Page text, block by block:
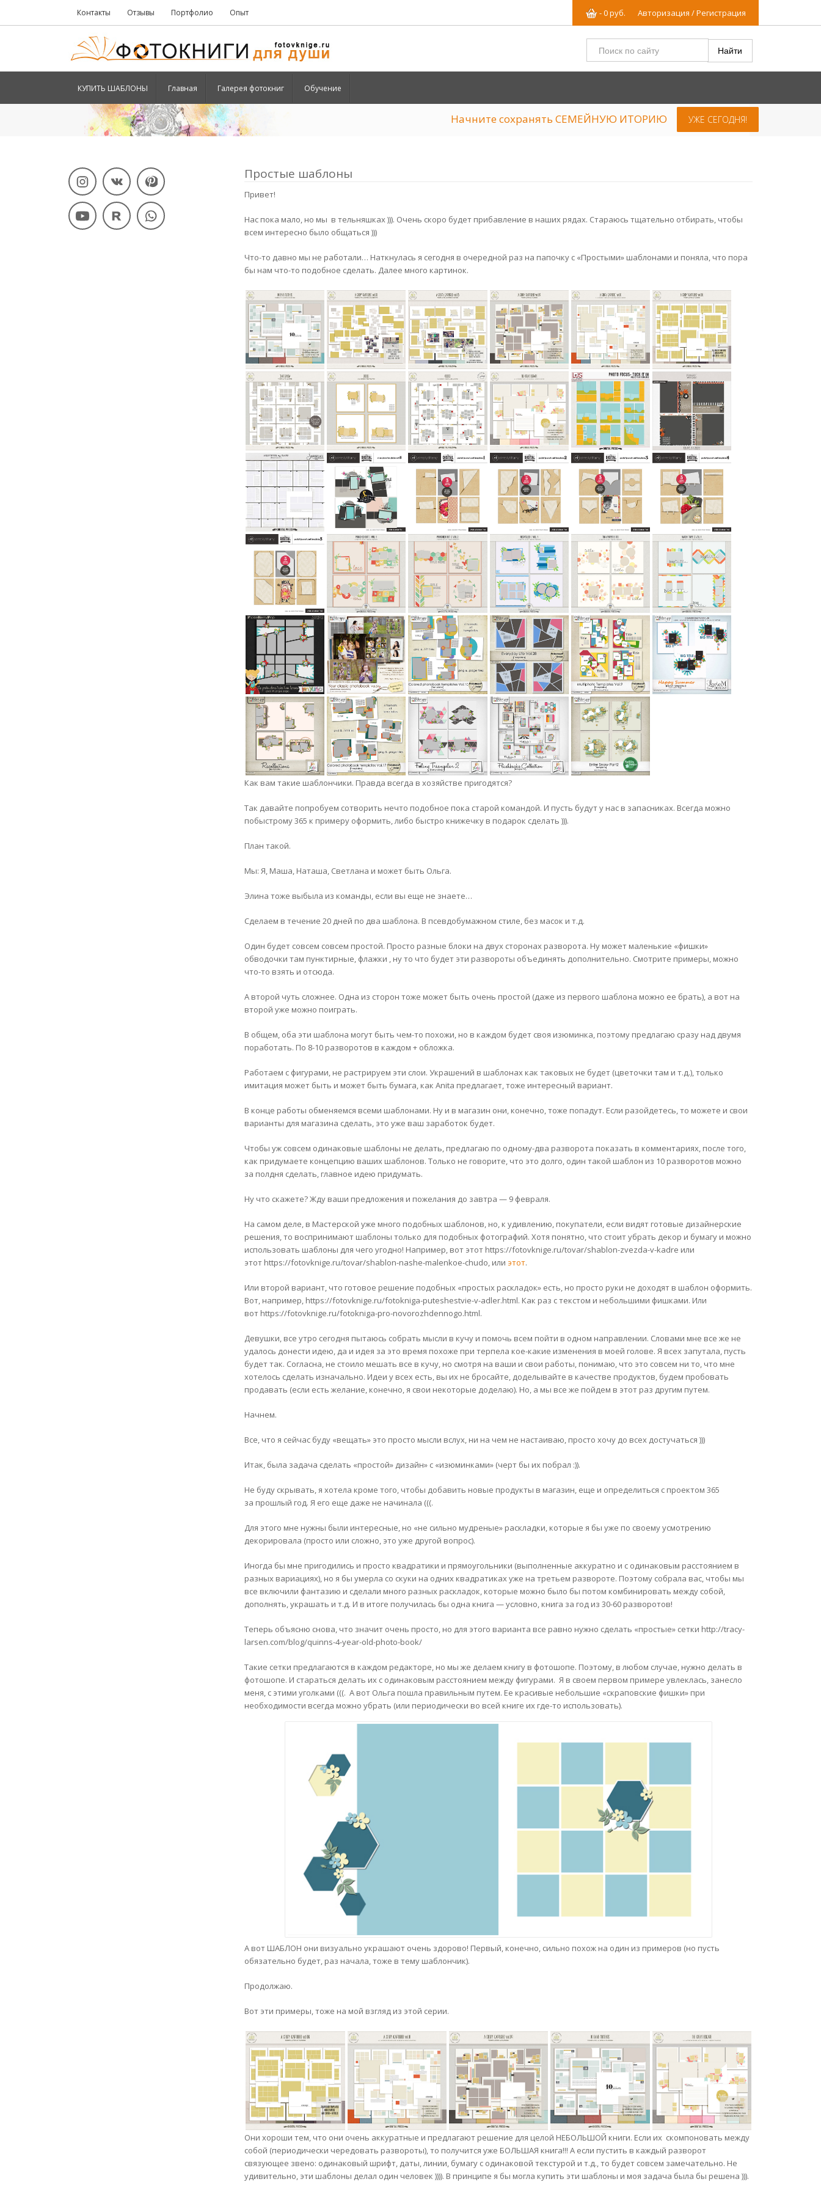
Контакты Отзывы Портфолио Опыт Авторизация / Регистрация
-0руб.
КУПИТЬ ШАБЛОНЫ Главная Галерея фотокниг Обучение
Начните сохранять СЕМЕЙНУЮ ИТОРИЮ УЖЕ СЕГОДНЯ!
Простые шаблоны
Привет!
Нас пока мало, но мы в тельняшках ))). Очень скоро будет прибавление в наших рядах. Стараюсь тщательно отбирать, чтобы
всем интересно было общаться )))
Что-то давно мы не работали… Наткнулась я сегодня в очередной раз на папочку с «Простыми» шаблонами и поняла, что пора
бы нам что-то подобное сделать. Далее много картинок.
Как вам такие шаблончики. Правда всегда в хозяйстве пригодятся?
Так давайте попробуем сотворить нечто подобное пока старой командой. И пусть будут у нас в запасниках. Всегда можно
побыстрому 365 к примеру оформить, либо быстро книжечку в подарок сделать ))).
План такой.
Мы: Я, Маша, Наташа, Светлана и может быть Ольга.
Элина тоже выбыла из команды, если вы еще не знаете…
Сделаем в течение 20 дней по два шаблона. В псевдобумажном стиле, без масок и т.д.
Один будет совсем совсем простой. Просто разные блоки на двух сторонах разворота. Ну может маленькие «фишки»
обводочки там пунктирные, флажки , ну то что будет эти развороты объединять дополнительно. Смотрите примеры, можно
что-то взять и отсюда.
А второй чуть сложнее. Одна из сторон тоже может быть очень простой (даже из первого шаблона можно ее брать), а вот на
второй уже можно поиграть.
В общем, оба эти шаблона могут быть чем-то похожи, но в каждом будет своя изюминка, поэтому предлагаю сразу над двумя
поработать. По 8-10 разворотов в каждом + обложка.
Работаем с фигурами, не растрируем эти слои. Украшений в шаблонах как таковых не будет (цветочки там и т.д.), только
имитация может быть и может быть бумага, как Anita предлагает, тоже интересный вариант.
В конце работы обменяемся всеми шаблонами. Ну и в магазин они, конечно, тоже попадут. Если разойдетесь, то можете и свои
варианты для магазина сделать, это уже ваш заработок будет.
Чтобы уж совсем одинаковые шаблоны не делать, предлагаю по одному-два разворота показать в комментариях, после того,
как придумаете концепцию ваших шаблонов. Только не говорите, что это долго, один такой шаблон из 10 разворотов можно
за полдня сделать, главное идею придумать.
Ну что скажете? Жду ваши предложения и пожелания до завтра — 9 февраля.
На самом деле, в Мастерской уже много подобных шаблонов, но, к удивлению, покупатели, если видят готовые дизайнерские
решения, то воспринимают шаблоны только для подобных фотографий. Хотя понятно, что стоит убрать декор и бумагу и можно
использовать шаблоны для чего угодно! Например, вот этот https://fotovknige.ru/tovar/shablon-zvezda-v-kadre или
этот https://fotovknige.ru/tovar/shablon-nashe-malenkoe-chudo, или этот.
Или второй вариант, что готовое решение подобных «простых раскладок» есть, но просто руки не доходят в шаблон оформить.
Вот, например, https://fotovknige.ru/fotokniga-puteshestvie-v-adler.html. Как раз с текстом и небольшими фишками. Или
вот https://fotovknige.ru/fotokniga-pro-novorozhdennogo.html.
Девушки, все утро сегодня пытаюсь собрать мысли в кучу и помочь всем пойти в одном направлении. Словами мне все же не
удалось донести идею, да и идея за это время похоже при терпела кое-какие изменения в моей голове. Я всех запутала, пусть
будет так. Согласна, не стоило мешать все в кучу, но смотря на ваши и свои работы, понимаю, что это совсем ни то, что мне
хотелось сделать изначально. Идеи у всех есть, вы их не бросайте, доделывайте в качестве продуктов, будем пробовать
продавать (если есть желание, конечно, я свои некоторые доделаю). Но, а мы все же пойдем в этот раз другим путем.
Начнем.
Все, что я сейчас буду «вещать» это просто мысли вслух, ни на чем не настаиваю, просто хочу до всех достучаться )))
Итак, была задача сделать «простой» дизайн» с «изюминками» (черт бы их побрал :)).
Не буду скрывать, я хотела кроме того, чтобы добавить новые продукты в магазин, еще и определиться с проектом 365
за прошлый год. Я его еще даже не начинала (((.
Для этого мне нужны были интересные, но «не сильно мудреные» раскладки, которые я бы уже по своему усмотрению
декорировала (просто или сложно, это уже другой вопрос).
Иногда бы мне пригодились и просто квадратики и прямоугольники (выполненные аккуратно и с одинаковым расстоянием в
разных вариациях), но я бы умерла со скуки на одних квадратиках уже на третьем развороте. Поэтому собрала вас, чтобы мы
все включили фантазию и сделали много разных раскладок, которые можно было бы потом комбинировать между собой,
дополнять, украшать и т.д. И в итоге получилась бы одна книга — условно, книга за год из 30-60 разворотов!
Теперь объясню снова, что значит очень просто, но для этого варианта все равно нужно сделать «простые» сетки http://tracy-
larsen.com/blog/quinns-4-year-old-photo-book/
Такие сетки предлагаются в каждом редакторе, но мы же делаем книгу в фотошопе. Поэтому, в любом случае, нужно делать в
фотошопе. И стараться делать их с одинаковым расстоянием между фигурами. Я в своем первом примере увлеклась, занесло
меня, с этими уголками (((. А вот Ольга пошла правильным путем. Ее красивые небольшие «скраповские фишки» при
необходимости всегда можно убрать (или периодически во всей книге их где-то использовать).
А вот ШАБЛОН они визуально украшают очень здорово! Первый, конечно, сильно похож на один из примеров (но пусть
обязательно будет, раз начала, тоже в тему шаблончик).
Продолжаю.
Вот эти примеры, тоже на мой взгляд из этой серии.
Они хороши тем, что они очень аккуратные и предлагают решение для целой НЕБОЛЬШОЙ книги. Если их скомпоновать между
собой (периодически чередовать развороты), то получится уже БОЛЬШАЯ книга!!! А если пустить в каждый разворот
связующее звено: одинаковый шрифт, даты, линии, бумагу с одинаковой текстурой и т.д., то будет совсем замечательно. Не
удивительно, эти шаблоны делал один человек )))). В принципе я бы могла купить эти шаблоны и моя задача была бы решена ))).